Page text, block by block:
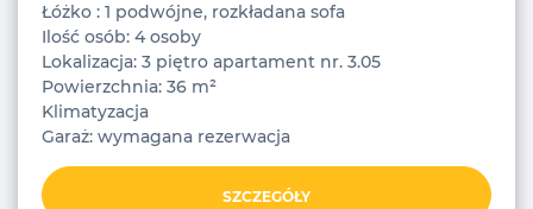
Łóżko : 1 podwójne, rozkładana sofa
Ilość osób: 4 osoby
Lokalizacja: 3 piętro apartament nr. 3.05
Powierzchnia: 36 m²
Klimatyzacja
Garaż: wymagana rezerwacja
SZCZEGÓŁY